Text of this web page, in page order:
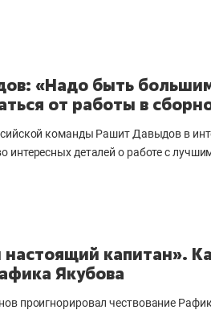
«Надо быть
от работы в
команды Рашит Давыдов в
интересных деталей о работе с
капитан».
Якубова
проигнорировал чествование